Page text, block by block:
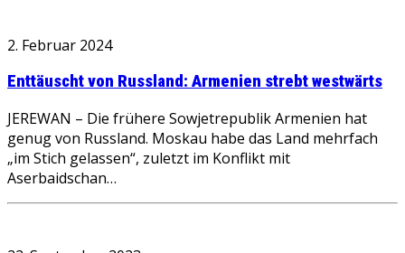
2. Februar 2024
Enttäuscht von Russland: Armenien strebt westwärts
JEREWAN – Die frühere Sowjetrepublik Armenien hat
genug von Russland. Moskau habe das Land mehrfach
„im Stich gelassen“, zuletzt im Konflikt mit
Aserbaidschan…